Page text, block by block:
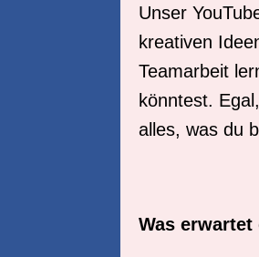
Unser
kreativen
Teamarbeit
könntest.
alles, was du
Was erwartet